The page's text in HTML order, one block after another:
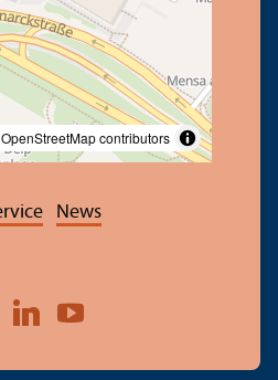
contributors
News